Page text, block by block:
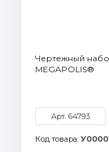
Чертежный
MEGAPOLIS®
Арт. 64793
Код товара: